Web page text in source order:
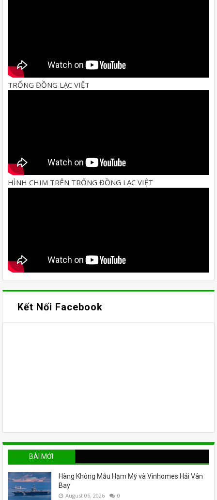
TRỐNG ĐỒNG LẠC VIỆT
HÌNH CHIM TRÊN TRỐNG ĐỒNG LẠC VIỆT
Kết Nối Facebook
BÀI MỚI
Hàng Không Mẫu Hạm Mỹ và Vinhomes Hải Vân
Bay
August 06, 2026 0